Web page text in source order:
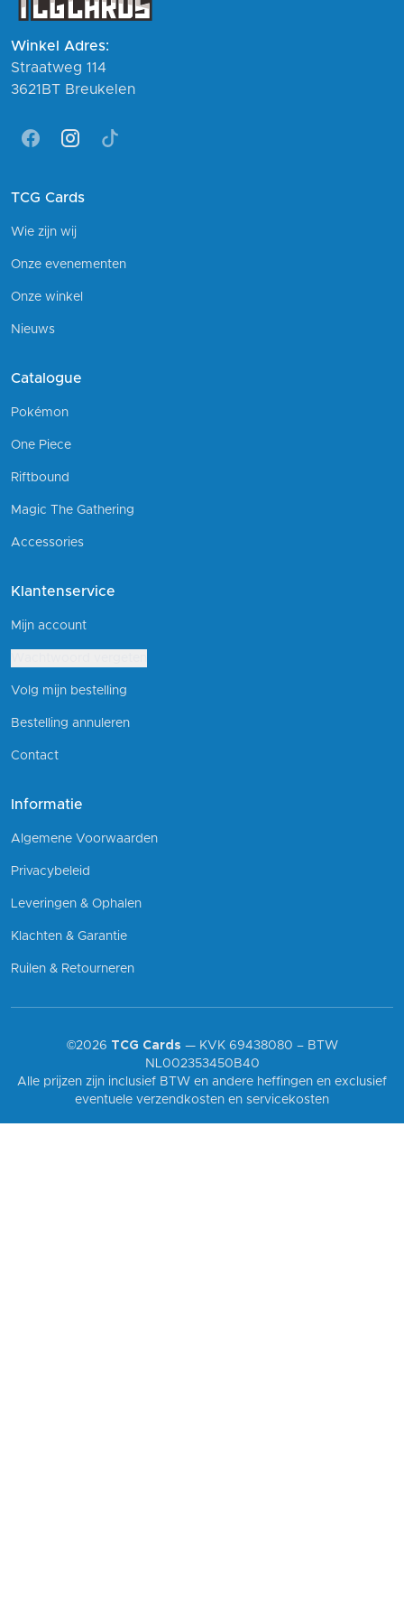
Winkel Adres:
Straatweg 114
3621BT Breukelen
FacebookInstagram
Tiktok
TCG Cards
Wie zijn wij
Onze evenementen
Onze winkel
Nieuws
Catalogue
Pokémon
One Piece
Riftbound
Magic The Gathering
Accessories
Klantenservice
Mijn account
Volg mijn bestelling
Bestelling annuleren
Contact
Informatie
Algemene Voorwaarden
Privacybeleid
Leveringen & Ophalen
Klachten & Garantie
Ruilen & Retourneren
©2026 TCG Cards — KVK 69438080 – BTW
NL002353450B40
Alle prijzen zijn inclusief BTW en andere heffingen en exclusief
eventuele verzendkosten en servicekosten